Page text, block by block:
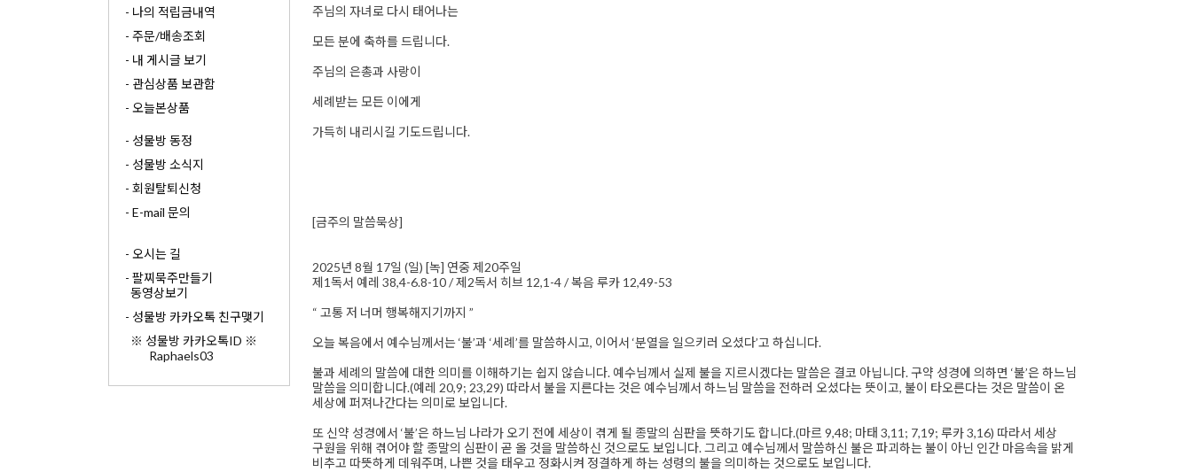
- 나의 적립금내역
- 주문/배송조회
- 내 게시글 보기
- 관심상품 보관함
- 오늘본상품
- 성물방 동정
- 성물방 소식지
- 회원탈퇴신청
- E-mail 문의
- 오시는 길
- 팔찌묵주만들기
동영상보기
- 성물방 카카오톡 친구맺기
※ 성물방 카카오톡ID ※
Raphaels03
주님의 자녀로 다시 태어나는
모든 분에 축하를 드립니다.
주님의 은총과 사랑이
세례받는 모든 이에게
가득히 내리시길 기도드립니다.
[금주의 말씀묵상]
2025년 8월 17일 (일) [녹] 연중 제20주일
제1독서 예레 38,4-6.8-10 / 제2독서 히브 12,1-4 / 복음 루카 12,49-53
“ 고통 저 너머 행복해지기까지 ”
오늘 복음에서 예수님께서는 ‘불’과 ‘세례’를 말씀하시고, 이어서 ‘분열을 일으키러 오셨다’고 하십니다.
불과 세례의 말씀에 대한 의미를 이해하기는 쉽지 않습니다. 예수님께서 실제 불을 지르시겠다는 말씀은 결코 아닙니다. 구약 성경에 의하면 ‘불’은 하느님
말씀을 의미합니다.(예레 20,9; 23,29) 따라서 불을 지른다는 것은 예수님께서 하느님 말씀을 전하러 오셨다는 뜻이고, 불이 타오른다는 것은 말씀이 온
세상에 퍼져나간다는 의미로 보입니다.
또 신약 성경에서 ‘불’은 하느님 나라가 오기 전에 세상이 겪게 될 종말의 심판을 뜻하기도 합니다.(마르 9,48; 마태 3,11; 7,19; 루카 3,16) 따라서 세상
구원을 위해 겪어야 할 종말의 심판이 곧 올 것을 말씀하신 것으로도 보입니다. 그리고 예수님께서 말씀하신 불은 파괴하는 불이 아닌 인간 마음속을 밝게
비추고 따뜻하게 데워주며, 나쁜 것을 태우고 정화시켜 정결하게 하는 성령의 불을 의미하는 것으로도 보입니다.